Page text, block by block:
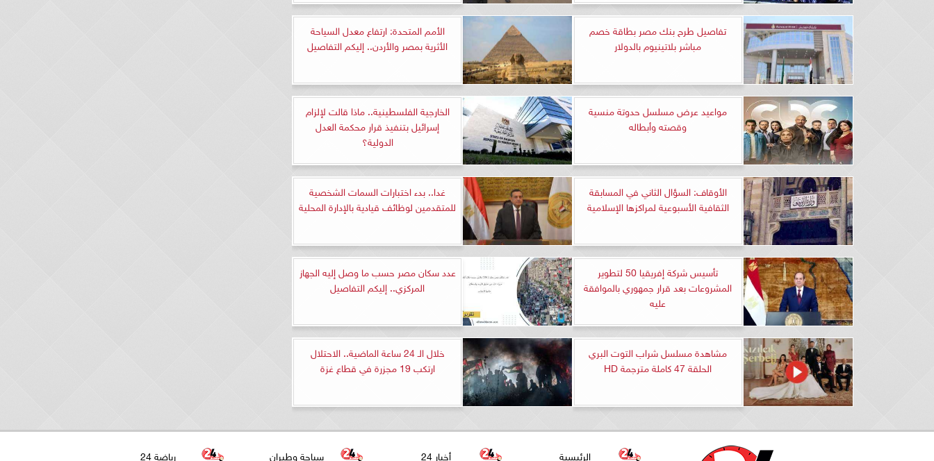
تفاصيل طرح بنك مصر بطاقة خصم
مباشر بلاتينيوم بالدولار
الأمم المتحدة: ارتفاع معدل السياحة
الأثرية بمصر والأردن.. إليكم التفاصيل
مواعيد عرض مسلسل حدوتة منسية
وقصته وأبطاله
الخارجية الفلسطينية.. ماذا قالت لإلزام
إسرائيل بتنفيذ قرار محكمة العدل
الدولية؟
الأوقاف: السؤال الثاني في المسابقة
الثقافية الأسبوعية لمراكزها الإسلامية
غدا.. بدء اختبارات السمات الشخصية
للمتقدمين لوظائف قيادية بالإدارة المحلية
تأسيس شركة إفريقيا 50 لتطوير
المشروعات بعد قرار جمهوري بالموافقة
عليه
عدد سكان مصر حسب ما وصل إليه الجهاز
المركزي.. إليكم التفاصيل
مشاهدة مسلسل شراب التوت البري
الحلقة 47 كاملة مترجمة HD
خلال الـ 24 ساعة الماضية.. الاحتلال
ارتكب 19 مجزرة في قطاع غزة
الرئيسية أخبار 24 سياحة وطيران رياضة 24